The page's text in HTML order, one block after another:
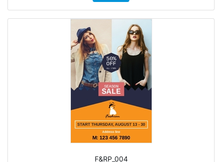
F&RP_004